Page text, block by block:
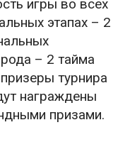
игры во всех
этапах – 2
– 2 тайма
турнира
награждены
призами.